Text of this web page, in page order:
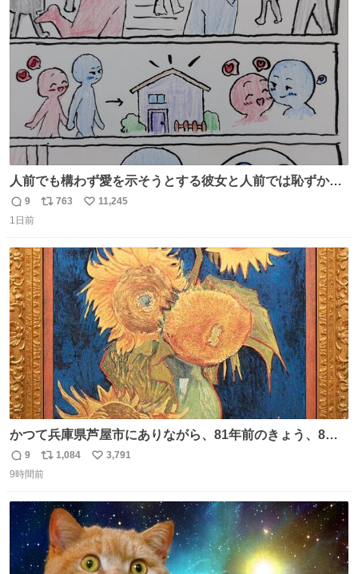
ト
数
数
人前でも構わず愛を示そうとする彼女と人前では恥ずかし
いけど彼女を死ぬほど愛している彼氏 同士いませんか✋️
返
信
9
リ
ト
数
763
い
数
11,245
1日前
かつて兵庫県芦屋市にありながら、81年前のきょう、8月6
日の阪神大空襲の折に残念ながら焼失した、 #ゴッホ の幻
の「 #ヒマワリ 」。 当館は、東京都にある武者小路実篤記
り陶板で原寸大に再現し、2014年より展示しています。 #
大塚国際美術館
返
信
9
リ
ポ
ト
数
1,084
い
数
3,791
9時間前